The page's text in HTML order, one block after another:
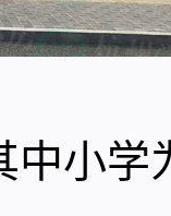
小学